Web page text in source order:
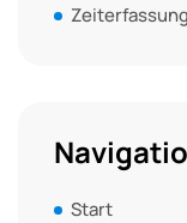
Zeiterfassung
Start